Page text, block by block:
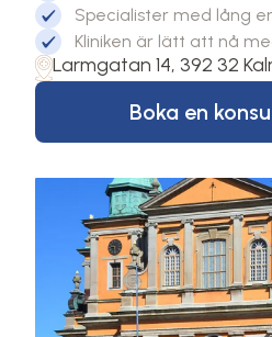
Specialister med lång
Kliniken är lätt att nå
Larmgatan 14, 392 32
Boka en